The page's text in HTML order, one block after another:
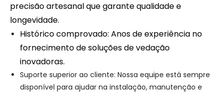
precisão artesanal que garante qualidade e
longevidade.
Histórico comprovado: Anos de experiência no
fornecimento de soluções de vedação
inovadoras.
Suporte superior ao cliente: Nossa equipe está sempre
disponível para ajudar na instalação, manutenção e